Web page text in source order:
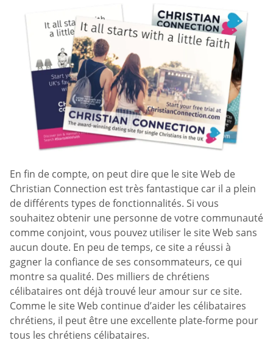
En fin de compte, on peut dire que le site Web de
Christian Connection est très fantastique car il a plein
de différents types de fonctionnalités. Si vous
souhaitez obtenir une personne de votre communauté
comme conjoint, vous pouvez utiliser le site Web sans
aucun doute. En peu de temps, ce site a réussi à
gagner la confiance de ses consommateurs, ce qui
montre sa qualité. Des milliers de chrétiens
célibataires ont déjà trouvé leur amour sur ce site.
Comme le site Web continue d’aider les célibataires
chrétiens, il peut être une excellente plate-forme pour
tous les chrétiens célibataires.